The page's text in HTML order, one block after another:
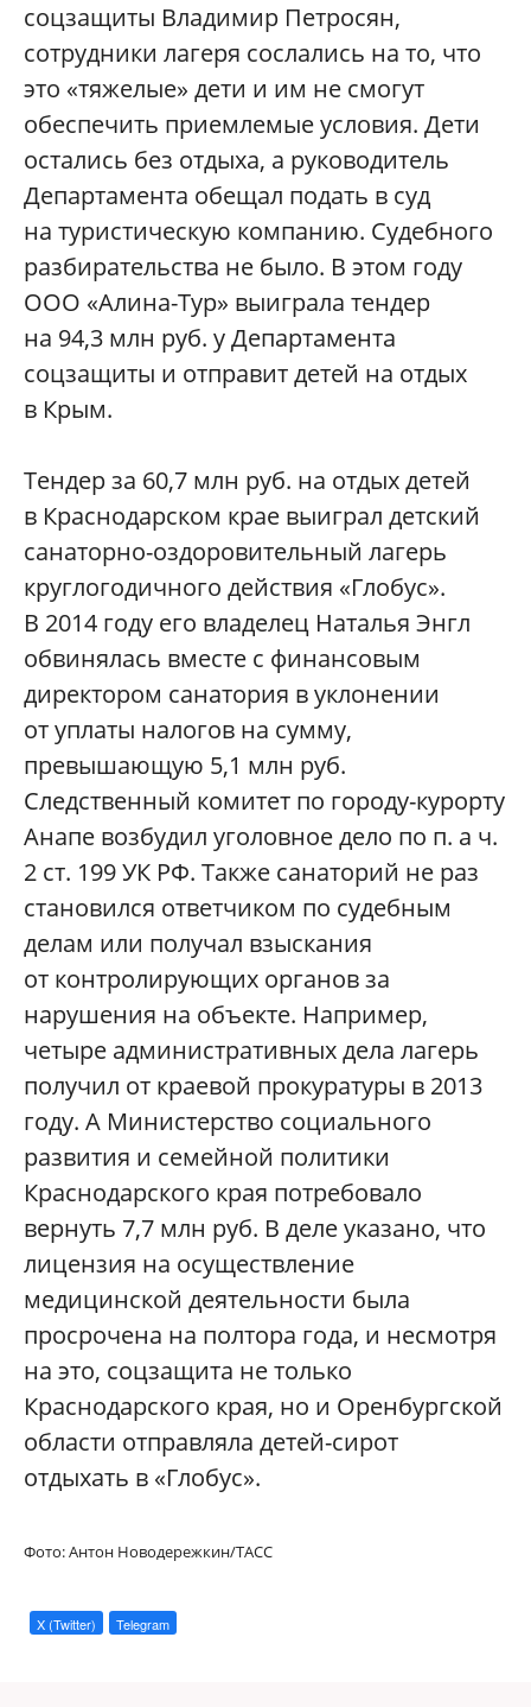
соцзащиты Владимир Петросян,
сотрудники лагеря сослались на то, что
это «тяжелые» дети и им не смогут
обеспечить приемлемые условия. Дети
остались без отдыха, а руководитель
Департамента обещал подать в суд
на туристическую компанию. Судебного
разбирательства не было. В этом году
ООО «Алина-Тур» выиграла тендер
на 94,3 млн руб. у Департамента
соцзащиты и отправит детей на отдых
в Крым.
Тендер за 60,7 млн руб. на отдых детей
в Краснодарском крае выиграл детский
санаторно-оздоровительный лагерь
круглогодичного действия «Глобус».
В 2014 году его владелец Наталья Энгл
обвинялась вместе с финансовым
директором санатория в уклонении
от уплаты налогов на сумму,
превышающую 5,1 млн руб.
Следственный комитет по городу-курорту
Анапе возбудил уголовное дело по п. а ч.
2 ст. 199 УК РФ. Также санаторий не раз
становился ответчиком по судебным
делам или получал взыскания
от контролирующих органов за
нарушения на объекте. Например,
четыре административных дела лагерь
получил от краевой прокуратуры в 2013
году. А Министерство социального
развития и семейной политики
Краснодарского края потребовало
вернуть 7,7 млн руб. В деле указано, что
лицензия на осуществление
медицинской деятельности была
просрочена на полтора года, и несмотря
на это, соцзащита не только
Краснодарского края, но и Оренбургской
области отправляла детей-сирот
отдыхать в «Глобус».
Фото: Антон Новодережкин/ТАСС
X (Twitter) Telegram